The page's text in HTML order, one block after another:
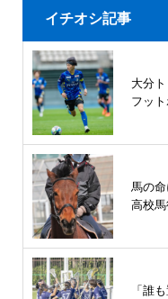
イチオシ記事
大分
フッ
馬の
高校
「誰